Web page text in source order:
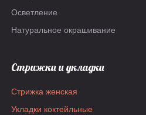
Осветление
Натуральное окрашивание
Стрижки и укладки
Стрижка женская
Укладки коктейльные